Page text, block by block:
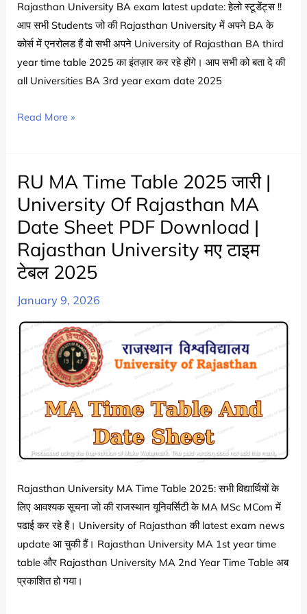
Rajasthan
BA
Date
Rajasthan University BA exam latest update: हेलो स्टूडेंट्स !!
आप सभी Students जो की Rajasthan University में अपने BA के
कोर्स में एनरोलड हैं वो सभी अपने University of Rajasthan BA third
year time table 2025 का इंतज़ार कर रहे होंगे। आप सभी को बता दे की
all Universities BA 3rd year exam date 2025
RU
Year
Time
Table
2025
जारी
|
Rajasthan
University
BA
Year
Date
Sheet
Released
of
Rajasthan
BA
Part
3
Exam
Read More »
RU MA Time Table 2025 जारी |
University Of Rajasthan MA
Date Sheet PDF Download |
Rajasthan University मए टाइम
टेबल 2025
January 9, 2026
Rajasthan University MA Time Table 2025: सभी विद्यार्थियों के
लिए आवश्यक सूचना जो की राजस्थान यूनिवर्सिटी के MA MSc MCom में
पढाई कर रहे हैं। University of Rajasthan की latest exam news
update आ चुकी हैं। Rajasthan University MA 1st year time
table और Rajasthan University MA 2nd Year Time Table अब
प्रकाशित हो गया।